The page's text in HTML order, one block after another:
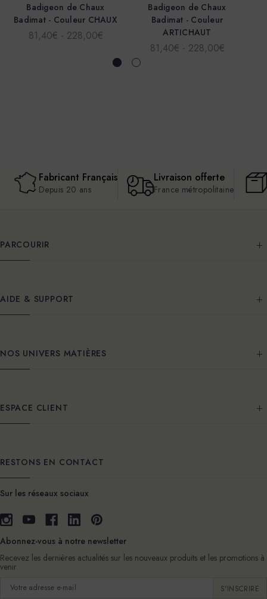
Badigeon de Chaux
Badimat - Couleur CHAUX
81,40€ - 228,00€
Badigeon de Chaux
Badimat - Couleur
ARTICHAUT
81,40€ - 228,00€
Fabricant Français
Depuis 20 ans
Livraison offerte
France métropolitaine
PARCOURIR
AIDE & SUPPORT
NOS UNIVERS MATIÈRES
ESPACE CLIENT
RESTONS EN CONTACT
Sur les réseaux sociaux
Abonnez-vous à notre newsletter
Recevez les dernières actualités sur les nouveaux produits et les promotions à
venir
Adresse